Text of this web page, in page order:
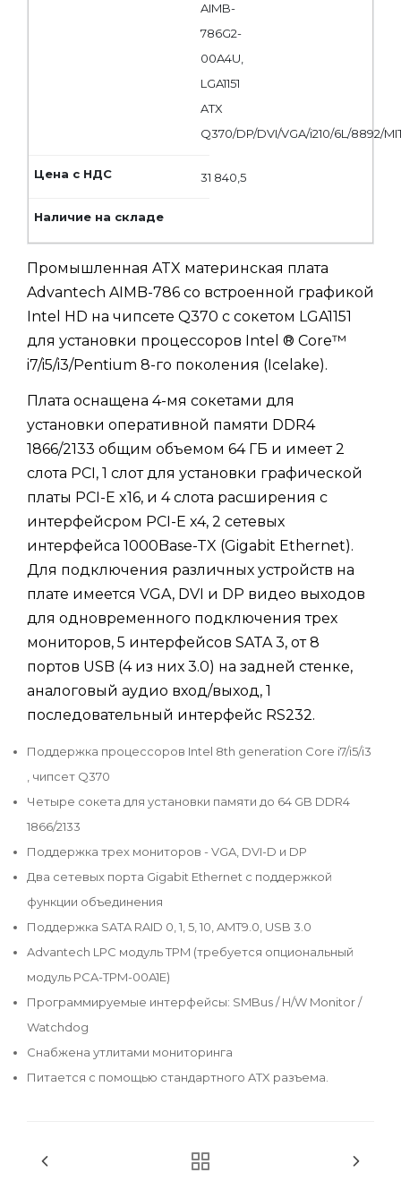
AIMB-
786G2-
00A4U,
LGA1151
ATX
Q370/DP/DVI/VGA/i210/6L/8892/
31 840,5
Промышленная ATX материнская плата
Advantech AIMB-786 со встроенной графикой
Intel HD на чипсете Q370 с сокетом LGA1151
для установки процессоров Intel ® Core™
i7/i5/i3/Pentium 8-го поколения (Icelake).
Плата оснащена 4-мя сокетами для
установки оперативной памяти DDR4
1866/2133 общим объемом 64 ГБ и имеет 2
слота PCI, 1 слот для установки графической
платы PCI-E x16, и 4 слота расширения с
интерфейсром PCI-E x4, 2 сетевых
интерфейса 1000Base-TX (Gigabit Ethernet).
Для подключения различных устройств на
плате имеется VGA, DVI и DP видео выходов
для одновременного подключения трех
мониторов, 5 интерфейсов SATA 3, от 8
портов USB (4 из них 3.0) на задней стенке,
аналоговый аудио вход/выход, 1
последовательный интерфейс RS232.
Поддержка процессоров Intel 8th generation Core i7/i5/i3
, чипсет Q370
Четыре сокета для установки памяти до 64 GB DDR4
1866/2133
Поддержка трех мониторов - VGA, DVI-D и DP
Два сетевых порта Gigabit Ethernet с поддержкой
функции объединения
Поддержка SATA RAID 0, 1, 5, 10, AMT9.0, USB 3.0
Advantech LPC модуль TPM (требуется опциональный
модуль PCA-TPM-00A1E)
Программируемые интерфейсы: SMBus / H/W Monitor /
Watchdog
Снабжена утлитами мониторинга
Питается с помощью стандартного ATX разъема.